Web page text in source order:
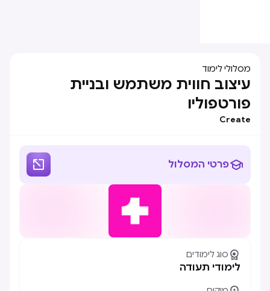
מסלולי לימוד
עיצוב חווית משתמש ובניית
פורטפוליו
Create
פרטי המסלול 
 סוג לימודים
לימודי תעודה